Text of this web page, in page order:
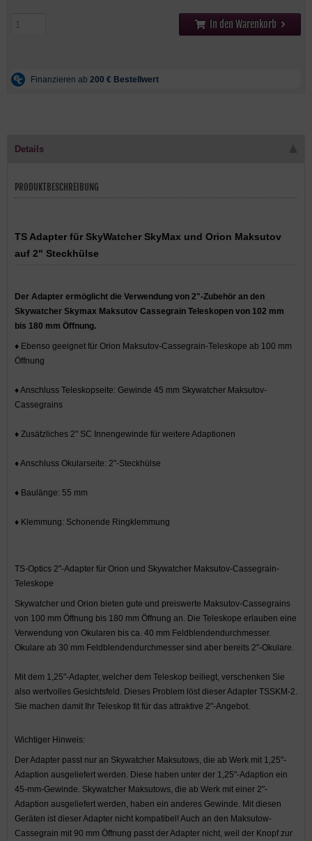
In den Warenkorb
Details
PRODUKTBESCHREIBUNG
TS Adapter für SkyWatcher SkyMax und Orion Maksutov
auf 2" Steckhülse
Der Adapter ermöglicht die Verwendung von 2"-Zubehör an den
Skywatcher Skymax Maksutov Cassegrain Teleskopen von 102 mm
bis 180 mm Öffnung.
♦ Ebenso geeignet für Orion Maksutov-Cassegrain-Teleskope ab 100 mm
Öffnung
♦ Anschluss Teleskopseite: Gewinde 45 mm Skywatcher Maksutov-
Cassegrains
♦ Zusätzliches 2" SC Innengewinde für weitere Adaptionen
♦ Anschluss Okularseite: 2"-Steckhülse
♦ Baulänge: 55 mm
♦ Klemmung: Schonende Ringklemmung
TS-Optics 2"-Adapter für Orion und Skywatcher Maksutov-Cassegrain-
Teleskope
Skywatcher und Orion bieten gute und preiswerte Maksutov-Cassegrains
von 100 mm Öffnung bis 180 mm Öffnung an. Die Teleskope erlauben eine
Verwendung von Okularen bis ca. 40 mm Feldblendendurchmesser.
Okulare ab 30 mm Feldblendendurchmesser sind aber bereits 2"-Okulare.
Mit dem 1,25"-Adapter, welcher dem Teleskop beiliegt, verschenken Sie
also wertvolles Gesichtsfeld. Dieses Problem löst dieser Adapter TSSKM-2.
Sie machen damit Ihr Teleskop fit für das attraktive 2"-Angebot.
Wichtiger Hinweis:
Der Adapter passt nur an Skywatcher Maksutows, die ab Werk mit 1,25"-
Adaption ausgeliefert werden. Diese haben unter der 1,25"-Adaption ein
45-mm-Gewinde. Skywatcher Maksutows, die ab Werk mit einer 2"-
Adaption ausgeliefert werden, haben ein anderes Gewinde. Mit diesen
Geräten ist dieser Adapter nicht kompatibel! Auch an den Maksutow-
Cassegrain mit 90 mm Öffnung passt der Adapter nicht, weil der Knopf zur